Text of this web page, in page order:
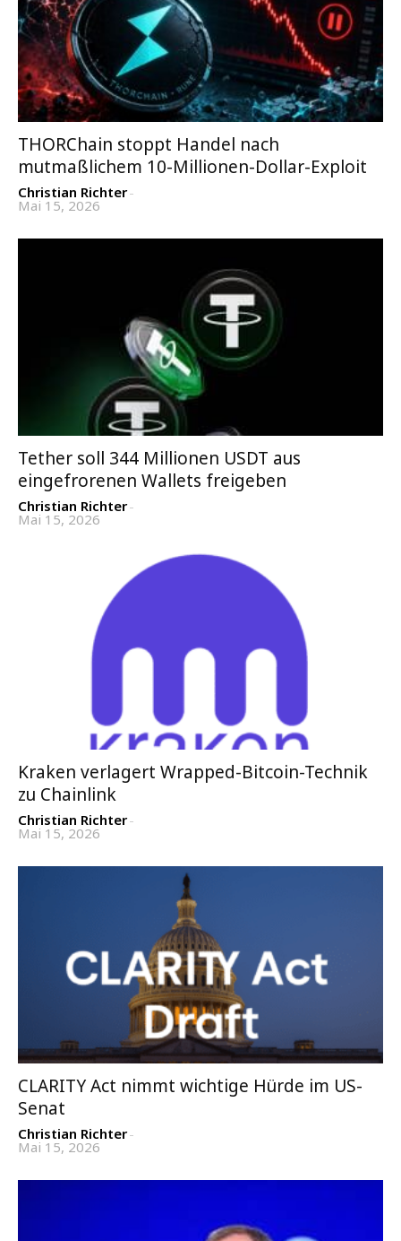
THORChain stoppt Handel nach
mutmaßlichem 10-Millionen-Dollar-Exploit
Christian Richter-
Mai 15, 2026
Tether soll 344 Millionen USDT aus
eingefrorenen Wallets freigeben
Christian Richter-
Mai 15, 2026
Kraken verlagert Wrapped-Bitcoin-Technik
zu Chainlink
Christian Richter-
Mai 15, 2026
CLARITY Act nimmt wichtige Hürde im US-
Senat
Christian Richter-
Mai 15, 2026